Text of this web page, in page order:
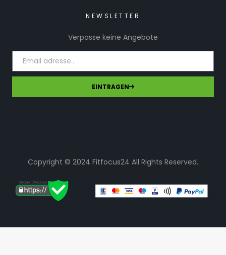
NEWSLETTER
Verpasse keine Angebote
EINTRAGEN
Copyright © 2024 Fitfocus24 All Rights Reserved.